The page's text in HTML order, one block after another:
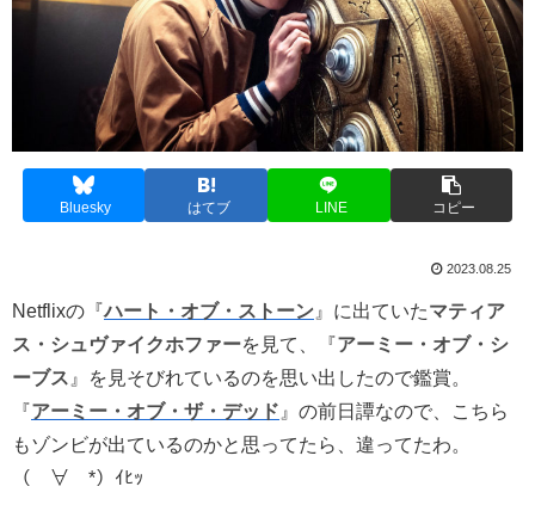
Bluesky はてブ LINE コピー
2023.08.25
Netflixの『ハート・オブ・ストーン 』に出ていたマティア
ス・シュヴァイクホファーを見て、『アーミー・オブ・シ
ーブス 』を見そびれているのを思い出したので鑑賞。
『アーミー・オブ・ザ・デッド 』の前日譚なので、こちら
もゾンビが出ているのかと思ってたら、違ってたわ。
（￣∀￣*）ｲﾋｯ